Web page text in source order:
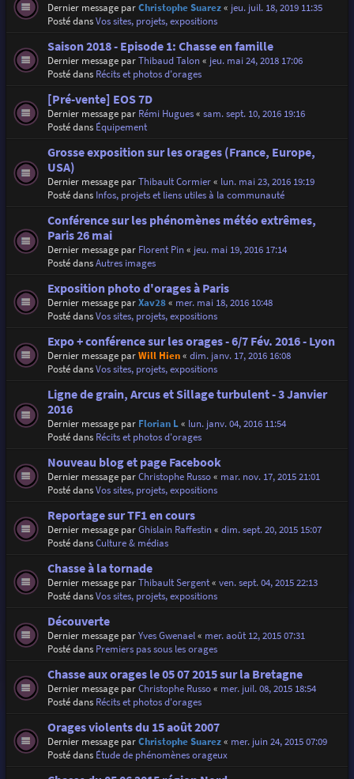
Dernier message parChristophe Suarez« jeu. juil. 18, 2019 11:35
Posté dansVos sites, projets, expositions
Saison 2018 - Episode 1: Chasse en famille
Dernier message parThibaud Talon« jeu. mai 24, 2018 17:06
Posté dans Récits et photos d'orages
[Pré-vente] EOS 7D
Dernier message par Rémi Hugues« sam. sept. 10, 2016 19:16
Posté dans Équipement
Grosse exposition sur les orages (France, Europe,
USA)
Dernier message parThibault Cormier« lun. mai 23, 2016 19:19
Posté dans Infos, projets et liens utiles à la communauté
Conférence sur les phénomènes météo extrêmes,
Paris 26 mai
Dernier message par Florent Pin« jeu. mai 19, 2016 17:14
Posté dansAutres images
Exposition photo d'orages à Paris
Dernier message parXav28« mer. mai 18, 2016 10:48
Posté dansVos sites, projets, expositions
Expo + conférence sur les orages - 6/7 Fév. 2016 - Lyon
Dernier message parWill Hien« dim. janv. 17, 2016 16:08
Posté dansVos sites, projets, expositions
Ligne de grain, Arcus et Sillage turbulent - 3 Janvier
2016
Dernier message par Florian L« lun. janv. 04, 2016 11:54
Posté dans Récits et photos d'orages
Nouveau blog et page Facebook
Dernier message parChristophe Russo« mar. nov. 17, 2015 21:01
Posté dansVos sites, projets, expositions
Reportage sur TF1 en cours
Dernier message parGhislain Raffestin« dim. sept. 20, 2015 15:07
Posté dansCulture & médias
Chasse à la tornade
Dernier message parThibault Sergent« ven. sept. 04, 2015 22:13
Posté dansVos sites, projets, expositions
Découverte
Dernier message parYves Gwenael« mer. août 12, 2015 07:31
Posté dans Premiers pas sous les orages
Chasse aux orages le 05 07 2015 sur la Bretagne
Dernier message parChristophe Russo« mer. juil. 08, 2015 18:54
Posté dans Récits et photos d'orages
Orages violents du 15 août 2007
Dernier message parChristophe Suarez« mer. juin 24, 2015 07:09
Posté dans Étude de phénomènes orageux